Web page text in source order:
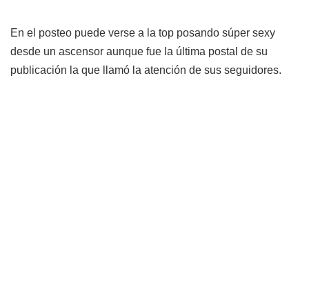
En el posteo puede verse a la top posando súper sexy
desde un ascensor aunque fue la última postal de su
publicación la que llamó la atención de sus seguidores.